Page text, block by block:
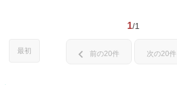
1/1
最初 chevron_left 前の20件 次の20件